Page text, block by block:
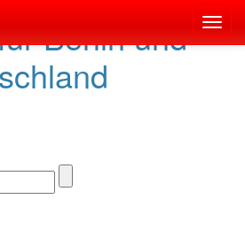
Berlin und